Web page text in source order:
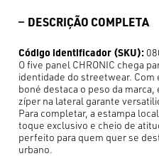
DESCRIÇÃO COMPLETA
Código identificador (SKU):
O five panel CHRONIC chega
identidade do streetwear.
boné destaca o peso da
zíper na lateral garante
Para completar, a estampa
toque exclusivo e cheio de
perfeito para quem quer se
urbano.